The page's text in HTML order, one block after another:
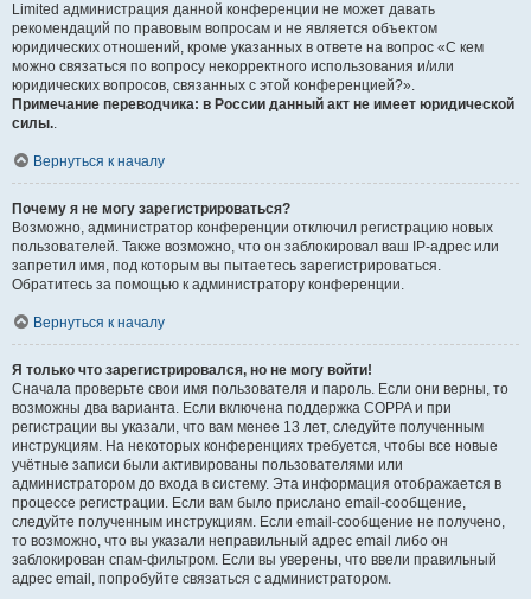
Limited администрация данной конференции не может давать
рекомендаций по правовым вопросам и не является объектом
юридических отношений, кроме указанных в ответе на вопрос «С кем
можно связаться по вопросу некорректного использования и/или
юридических вопросов, связанных с этой конференцией?».
Примечание переводчика: в России данный акт не имеет юридической
силы..
Вернуться к началу
Почему я не могу зарегистрироваться?
Возможно, администратор конференции отключил регистрацию новых
пользователей. Также возможно, что он заблокировал ваш IP-адрес или
запретил имя, под которым вы пытаетесь зарегистрироваться.
Обратитесь за помощью к администратору конференции.
Вернуться к началу
Я только что зарегистрировался, но не могу войти!
Сначала проверьте свои имя пользователя и пароль. Если они верны, то
возможны два варианта. Если включена поддержка COPPA и при
регистрации вы указали, что вам менее 13 лет, следуйте полученным
инструкциям. На некоторых конференциях требуется, чтобы все новые
учётные записи были активированы пользователями или
администратором до входа в систему. Эта информация отображается в
процессе регистрации. Если вам было прислано email-сообщение,
следуйте полученным инструкциям. Если email-сообщение не получено,
то возможно, что вы указали неправильный адрес email либо он
заблокирован спам-фильтром. Если вы уверены, что ввели правильный
адрес email, попробуйте связаться с администратором.